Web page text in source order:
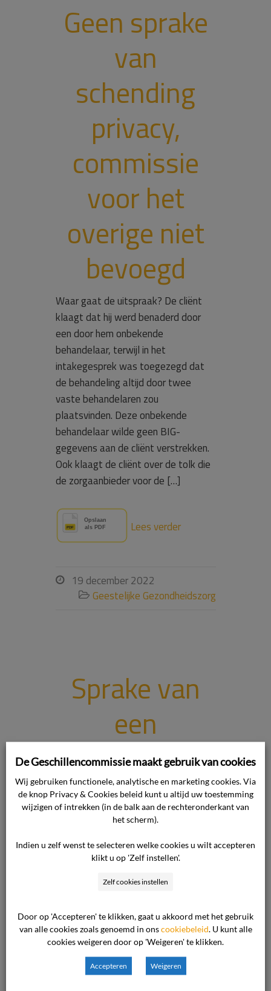
Geen sprake
van
schending
privacy,
commissie
voor het
overige niet
bevoegd
Waar gaat de uitspraak? De cliënt
klaagt dat hij werd benaderd door
een door hem onbekende
behandelaar, terwijl in het
intakegesprek was toegezegd dat
de behandeling altijd door twee
vaste behandelaren zou
plaatsvinden. Deze onbekende
behandelaar wilde geen BIG-
gegevens aan de cliënt verstrekken.
Ook klaagt de cliënt over de tolk die
de zorgaanbieder voor de […]
Lees verder
 19 december 2022
 Geestelijke Gezondheidszorg
Sprake van
een
calamiteit:
zorgaanbiede
r moet
medisch
dossier
overleggen
aan familie
De Geschillencommissie maakt gebruik van cookies
Wij gebruiken functionele, analytische en marketing cookies. Via
de knop Privacy & Cookies beleid kunt u altijd uw toestemming
wijzigen of intrekken (in de balk aan de rechteronderkant van
het scherm).
Indien u zelf wenst te selecteren welke cookies u wilt accepteren
klikt u op 'Zelf instellen'.
Zelf cookies instellen
Door op 'Accepteren' te klikken, gaat u akkoord met het gebruik
van alle cookies zoals genoemd in onscookiebeleid. U kunt alle
cookies weigeren door op 'Weigeren' te klikken.
Accepteren Weigeren